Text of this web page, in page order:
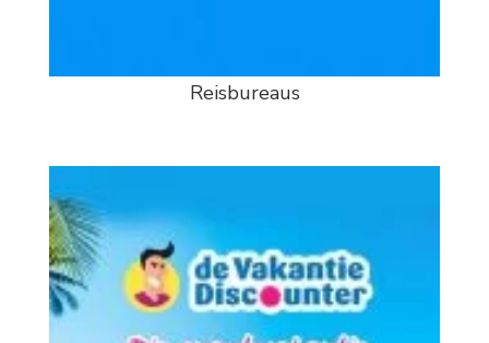
Reisbureaus